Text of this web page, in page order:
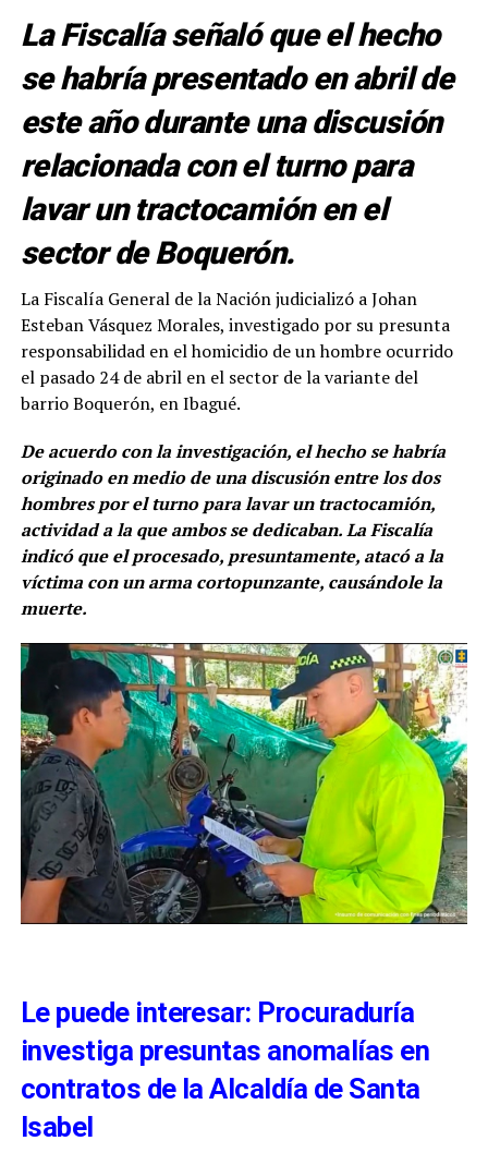
La Fiscalía señaló que el hecho
se habría presentado en abril de
este año durante una discusión
relacionada con el turno para
lavar un tractocamión en el
sector de Boquerón.
La Fiscalía General de la Nación judicializó a Johan
Esteban Vásquez Morales, investigado por su presunta
responsabilidad en el homicidio de un hombre ocurrido
el pasado 24 de abril en el sector de la variante del
barrio Boquerón, en Ibagué.
De acuerdo con la investigación, el hecho se habría
originado en medio de una discusión entre los dos
hombres por el turno para lavar un tractocamión,
actividad a la que ambos se dedicaban. La Fiscalía
indicó que el procesado, presuntamente, atacó a la
víctima con un arma cortopunzante, causándole la
muerte.
Le puede interesar: Procuraduría
investiga presuntas anomalías en
contratos de la Alcaldía de Santa
Isabel